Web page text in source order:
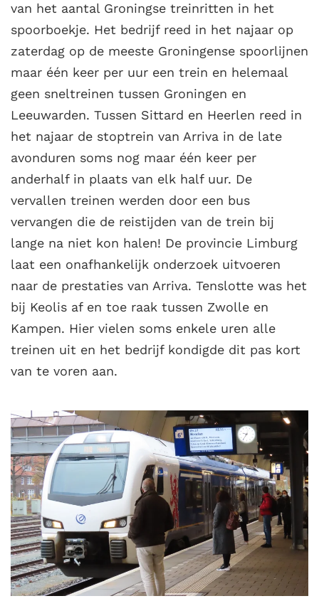
van het aantal Groningse treinritten in het
spoorboekje. Het bedrijf reed in het najaar op
zaterdag op de meeste Groningense spoorlijnen
maar één keer per uur een trein en helemaal
geen sneltreinen tussen Groningen en
Leeuwarden. Tussen Sittard en Heerlen reed in
het najaar de stoptrein van Arriva in de late
avonduren soms nog maar één keer per
anderhalf in plaats van elk half uur. De
vervallen treinen werden door een bus
vervangen die de reistijden van de trein bij
lange na niet kon halen! De provincie Limburg
laat een onafhankelijk onderzoek uitvoeren
naar de prestaties van Arriva. Tenslotte was het
bij Keolis af en toe raak tussen Zwolle en
Kampen. Hier vielen soms enkele uren alle
treinen uit en het bedrijf kondigde dit pas kort
van te voren aan.